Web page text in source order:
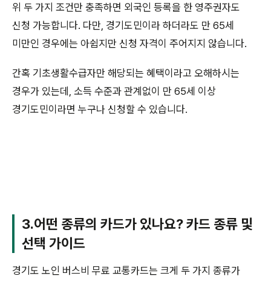
위 두 가지 조건만 충족하면 외국인 등록을 한 영주권자도
신청 가능합니다. 다만, 경기도민이라 하더라도 만 65세
미만인 경우에는 아쉽지만 신청 자격이 주어지지 않습니다.
간혹 기초생활수급자만 해당되는 혜택이라고 오해하시는
경우가 있는데, 소득 수준과 관계없이 만 65세 이상
경기도민이라면 누구나 신청할 수 있습니다.
3.어떤 종류의 카드가 있나요? 카드 종류 및
선택 가이드
경기도 노인 버스비 무료 교통카드는 크게 두 가지 종류가